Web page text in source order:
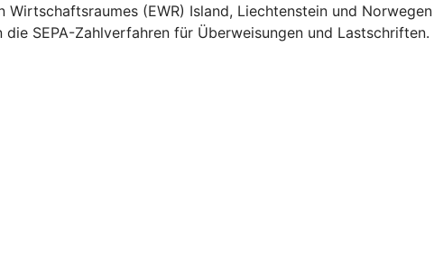
(EWR) Island, Liechtenstein und Norwegen
SEPA-Zahlverfahren für Überweisungen und Lastschriften.